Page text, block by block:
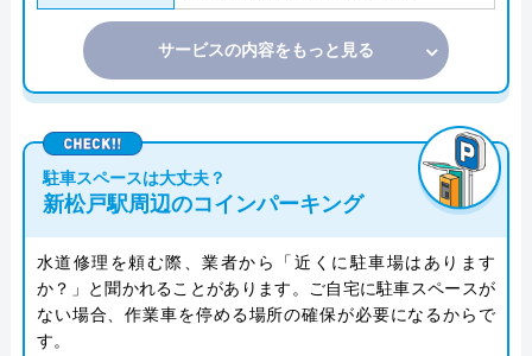
サービスの内容をもっと見る
駐車スペースは大丈夫？
新松戸駅周辺のコインパーキング
水道修理を頼む際、業者から「近くに駐車場はあります
か？」と聞かれることがあります。ご自宅に駐車スペースが
ない場合、作業車を停める場所の確保が必要になるからで
す。